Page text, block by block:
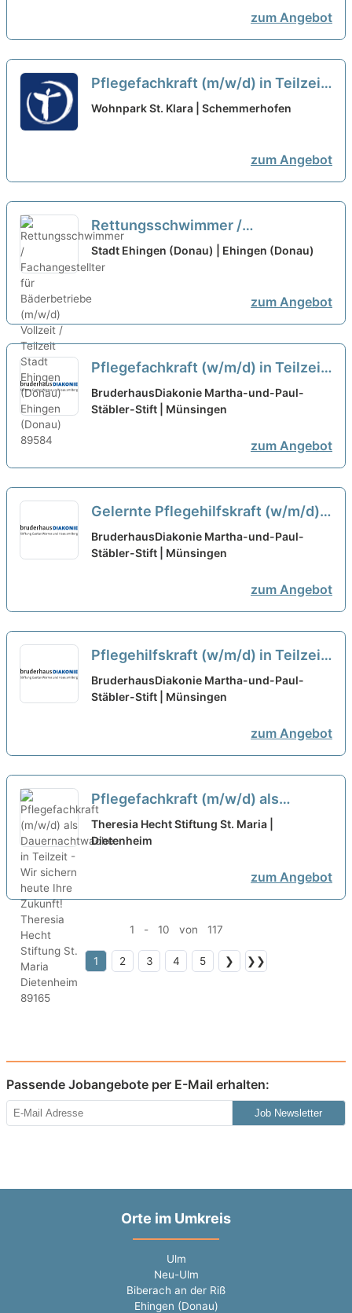
zum Angebot
Pflegefachkraft (m/w/d) in Teilzeit
- Bei uns startet Ihre Karriere!
Wohnpark St. Klara | Schemmerhofen
zum Angebot
Rettungsschwimmer /
Fachangestellter für Bäderbetriebe
(m/w/d) Vollzeit / Teilzeit
Stadt Ehingen (Donau) | Ehingen (Donau)
zum Angebot
Pflegefachkraft (w/m/d) in Teilzeit
- mitWIRken! neu
BruderhausDiakonie Martha-und-Paul-
Stäbler-Stift | Münsingen
zum Angebot
Gelernte Pflegehilfskraft (w/m/d)
in Teilzeit (40-60 %) - mitWIRken!
neu
BruderhausDiakonie Martha-und-Paul-
Stäbler-Stift | Münsingen
zum Angebot
Pflegehilfskraft (w/m/d) in Teilzeit
- mitWIRken! neu
BruderhausDiakonie Martha-und-Paul-
Stäbler-Stift | Münsingen
zum Angebot
Pflegefachkraft (m/w/d) als
Dauernachtwache in Teilzeit - Wir
sichern heute Ihre Zukunft!
Theresia Hecht Stiftung St. Maria |
Dietenheim
zum Angebot
1 - 10 von 117
1 2 3 4 5 ❯ ❯❯
Passende Jobangebote per E-Mail erhalten:
Job Newsletter
Orte im Umkreis
Ulm
Neu-Ulm
Biberach an der Riß
Ehingen (Donau)